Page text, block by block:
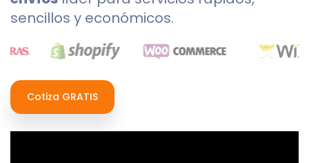
sencillos y económicos.
Cotiza GRATIS